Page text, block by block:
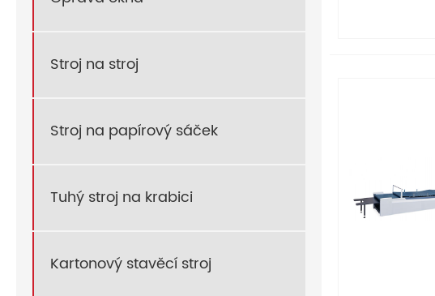
Stroj na stroj
Stroj na papírový sáček
Tuhý stroj na krabici
Kartonový stavěcí stroj